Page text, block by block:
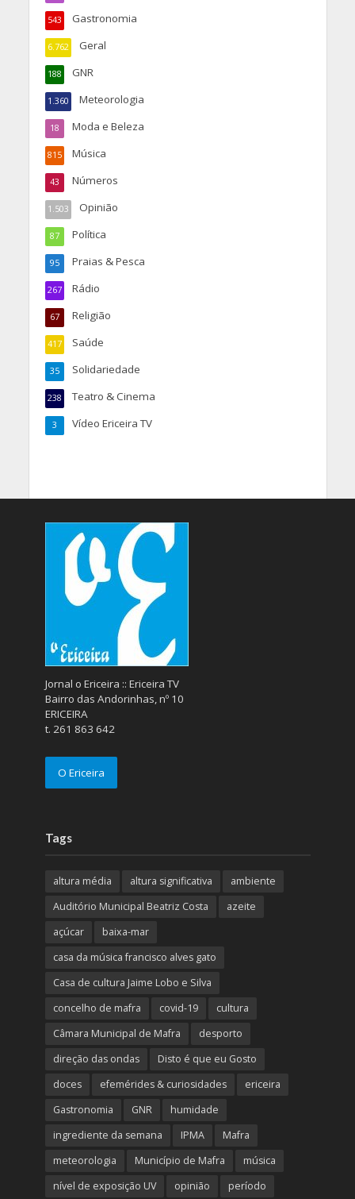
Gastronomia
543
Geral
6.762
GNR
188
Meteorologia
1.360
Moda e Beleza
18
Música
815
Números
43
Opinião
1.503
Política
87
Praias & Pesca
95
Rádio
267
Religião
67
Saúde
417
Solidariedade
35
Teatro & Cinema
238
Vídeo Ericeira TV
3
Jornal o Ericeira :: Ericeira TV
Bairro das Andorinhas, nº 10
ERICEIRA
t. 261 863 642
O Ericeira
Tags
altura média altura significativa
ambiente
Auditório Municipal Beatriz Costa
azeite
açúcar
baixa-mar
casa da música francisco alves gato
Casa de cultura Jaime Lobo e Silva
concelho de mafra
covid-19
cultura
Câmara Municipal de Mafra
desporto
direção das ondas
Disto é que eu Gosto
doces
efemérides & curiosidades
ericeira
Gastronomia
GNR
humidade
ingrediente da semana
IPMA
Mafra
meteorologia
Município de Mafra
música
nível de exposição UV
opinião período